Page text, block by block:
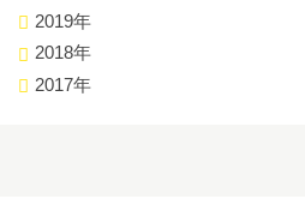
2019年
2018年
2017年